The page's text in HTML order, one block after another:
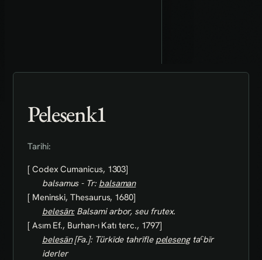
Pelesenk1
Tarihi:
[ Codex Cumanicus, 1303]
balsamus - Tr: balsaman
[ Meninski, Thesaurus, 1680]
belesān:Balsami arbor, seu frutex.
[ Asım Ef., Burhan-ı Katı terc., 1797]
belesān[Fa.]: Türkīde tahrīfle pelesengtaˁbīr
iderler